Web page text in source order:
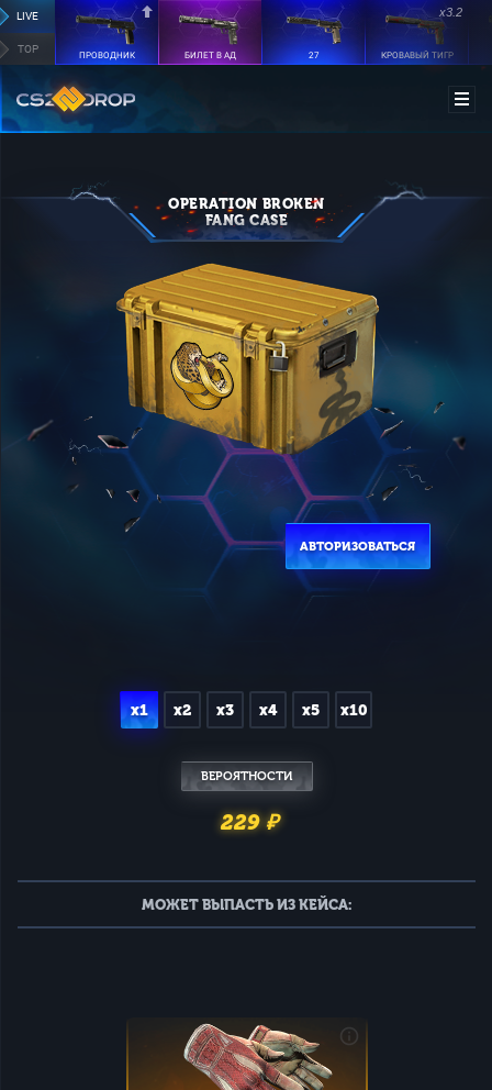
LIVE
TOP
ПРОВОДНИК БИЛЕТ В АД 27
x3.2
КРОВАВЫЙ ТИГР
OPERATION BROKEN
FANG CASE
АВТОРИЗОВАТЬСЯ
x1 x2 x3 x4 x5 x10
ВЕРОЯТНОСТИ
229 ₽
МОЖЕТ ВЫПАСТЬ ИЗ КЕЙСА: